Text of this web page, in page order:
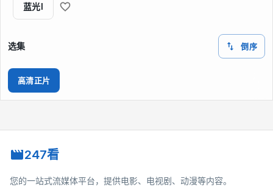
蓝光I
选集 倒序
高清正片
247看
您的一站式流媒体平台，提供电影、电视剧、动漫等内容。